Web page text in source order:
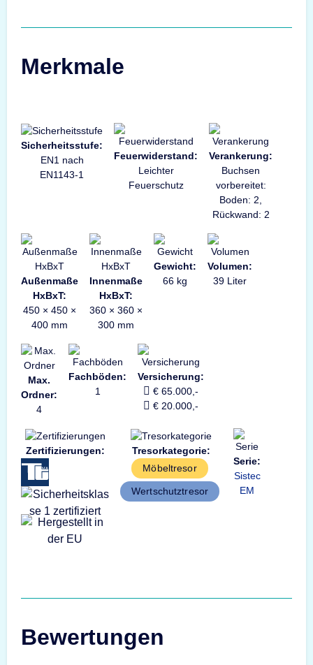
Merkmale
Sicherheitsstufe:
EN1 nach
EN1143-1
Feuerwiderstand:
Leichter
Feuerschutz
Verankerung:
Buchsen
vorbereitet:
Boden: 2,
Rückwand: 2
Außenmaße
HxBxT:
450 × 450 ×
400 mm
Innenmaße
HxBxT:
360 × 360 ×
300 mm
Gewicht:
66 kg
Volumen:
39 Liter
Max.
Ordner:
4
Fachböden:
1
Versicherung:
€ 65.000,-
€ 20.000,-
Zertifizierungen:
Tresorkategorie:
Möbeltresor
Wertschutztresor
Serie:
Sistec
EM
Bewertungen